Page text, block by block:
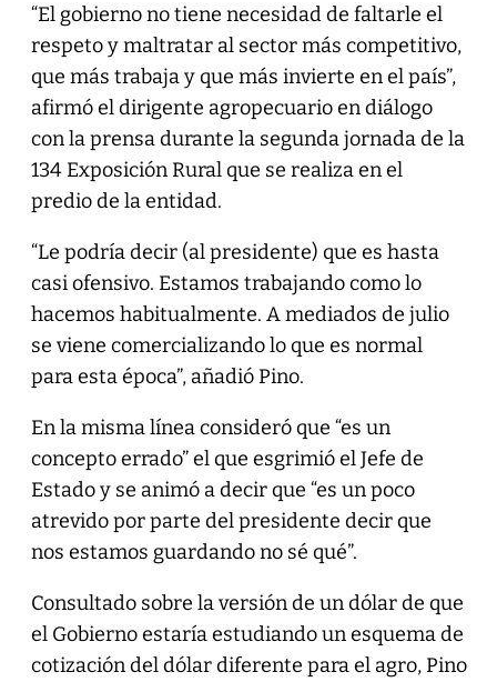
“El gobierno no tiene necesidad de faltarle el
respeto y maltratar al sector más competitivo,
que más trabaja y que más invierte en el país”,
afirmó el dirigente agropecuario en diálogo
con la prensa durante la segunda jornada de la
134 Exposición Rural que se realiza en el
predio de la entidad.
“Le podría decir (al presidente) que es hasta
casi ofensivo. Estamos trabajando como lo
hacemos habitualmente. A mediados de julio
se viene comercializando lo que es normal
para esta época”, añadió Pino.
En la misma línea consideró que “es un
concepto errado” el que esgrimió el Jefe de
Estado y se animó a decir que “es un poco
atrevido por parte del presidente decir que
nos estamos guardando no sé qué”.
Consultado sobre la versión de un dólar de que
el Gobierno estaría estudiando un esquema de
cotización del dólar diferente para el agro, Pino